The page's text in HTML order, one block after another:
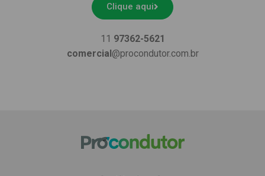
Clique aqui
11 97362-5621
comercial@procondutor.com.br